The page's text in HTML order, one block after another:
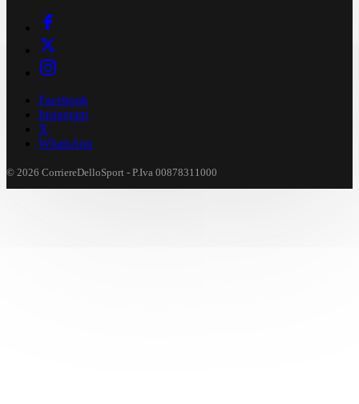
Facebook
Instagram
X
WhatsApp
© 2026 CorriereDelloSport - P.Iva 00878311000